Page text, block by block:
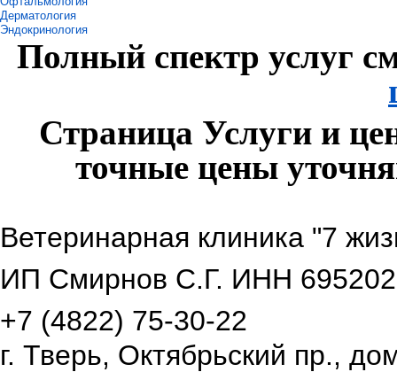
Дерматология
Эндокринология
Полный спектр услуг
Страница Услуги и
точные цены
Ветеринарная клиника "7
ИП Смирнов С.Г. ИНН
+7 (4822) 75-30-22
г. Тверь, Октябрьский пр.,